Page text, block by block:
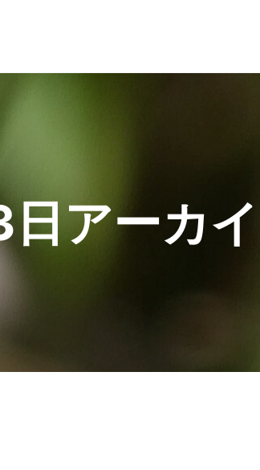
日アーカ